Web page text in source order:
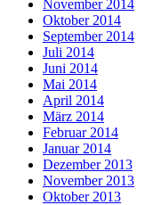
November 2014
Oktober 2014
September 2014
Juli 2014
Juni 2014
Mai 2014
April 2014
März 2014
Februar 2014
Januar 2014
Dezember 2013
November 2013
Oktober 2013